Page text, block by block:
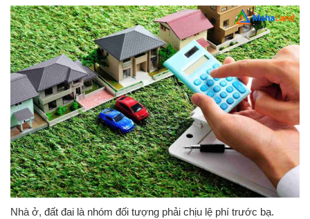
Nhà ở, đất đai là nhóm đối tượng phải chịu lệ phí trước bạ.